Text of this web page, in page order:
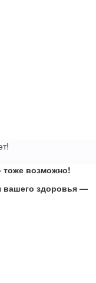
тоже возможно!
вашего здоровья—